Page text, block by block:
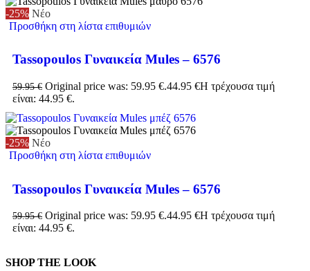
-25% Νέο
Προσθήκη στη λίστα επιθυμιών
Tassopoulos Γυναικεία Mules – 6576
59.95€ Original price was: 59.95 €.44.95 €Η τρέχουσα τιμή
είναι: 44.95 €.
-25% Νέο
Προσθήκη στη λίστα επιθυμιών
Tassopoulos Γυναικεία Mules – 6576
59.95€ Original price was: 59.95 €.44.95 €Η τρέχουσα τιμή
είναι: 44.95 €.
SHOP THE LOOK